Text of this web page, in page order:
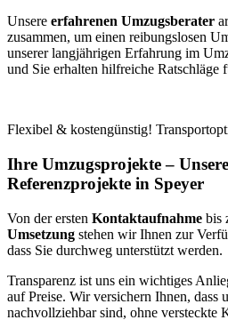
Unsere erfahrenen Umzugsberater
zusammen, um einen reibungslosen
unserer langjährigen Erfahrung im
und Sie erhalten hilfreiche Ratschläge
Flexibel & kostengünstig!
Ihre Umzugsprojekte –
Referenzprojekte in Speyer
Von der ersten Kontaktaufnahme bis
Umsetzung stehen wir Ihnen zur
dass Sie durchweg unterstützt werden.
Transparenz ist uns ein wichtiges
auf Preise. Wir versichern Ihnen, dass
nachvollziehbar sind, ohne versteckte